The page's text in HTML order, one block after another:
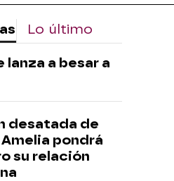
Lo último
lanza a besar a
desatada de
pondrá
su relación